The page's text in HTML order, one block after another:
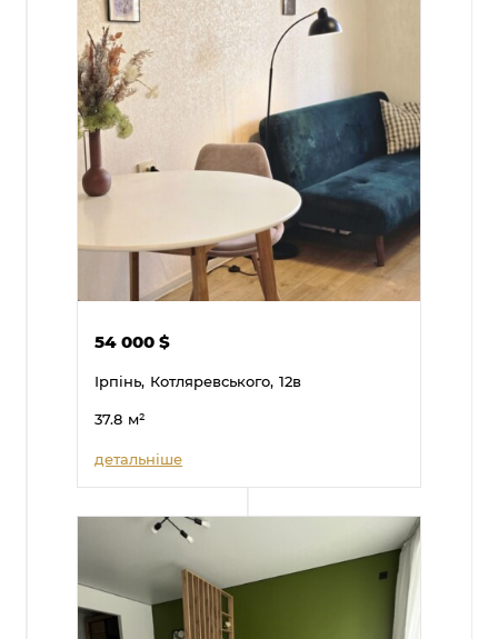
54 000$
Ірпінь, Котляревського, 12в
37.8 м²
детальніше